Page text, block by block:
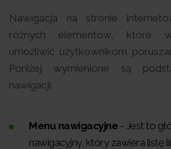
Nawigacja na stronie
różnych elementów, które
umożliwić użytkownikom
Poniżej wymienione są
nawigacji:
Menu nawigacyjne - Jest to
nawigacyjny, który zawiera listę